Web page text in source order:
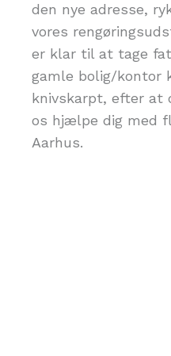
den nye adresse,
vores
er klar til at tage
gamle bolig/kontor
knivskarpt, efter at
os hjælpe dig med
Aarhus.